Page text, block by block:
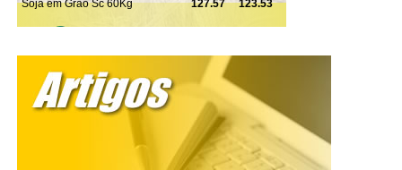
uso errado do spray de pimenta não trará uma situação
educação das nossas crianças e adolescentes, desde a
tenra infância até a fase da faculdade, é a forma mais
eficaz. Temos que incluir nos currículos escolares o que é
a violência contra a mulher, o que causa essa violência
dentro da sociedade, como ela atinge o quadro familiar e
a sociedade. Os presídios brasileiros estão cheios de